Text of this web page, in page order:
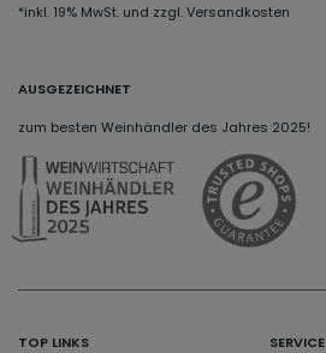
*inkl. 19% MwSt. und zzgl. Versandkosten
AUSGEZEICHNET
zum besten Weinhändler des Jahres 2025!
TOP LINKS SERVICE